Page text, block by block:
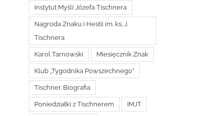
Instytut Myśli Józefa Tischnera
Nagroda Znaku i Hestii im. ks. J.
Tischnera
Karol Tarnowski Miesięcznik Znak
Klub „Tygodnika Powszechnego”
Tischner. Biografia
Poniedziałki z Tischnerem IMJT